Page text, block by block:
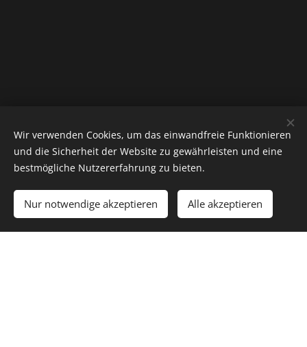
mačky u nás sú chované v domácom prostredí, nie sú
izolované a znášajú bežný ruch domácnosti
správajú sa bezproblémovo, neničia veci, neškrabú
nábytok
neprejavujú žiadne známky agresivity, sú hravé a
prítulné
Wir verwenden Cookies, um das einwandfreie Funktionieren
und die Sicherheit der Website zu gewährleisten und eine
bestmögliche Nutzererfahrung zu bieten.
Nur notwendige akzeptieren Alle akzeptieren